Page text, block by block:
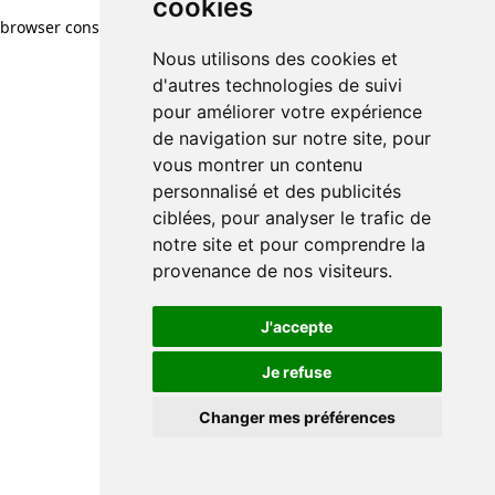
cookies
Nous utilisons des cookies et
d'autres technologies de suivi
pour améliorer votre expérience
de navigation sur notre site, pour
vous montrer un contenu
personnalisé et des publicités
ciblées, pour analyser le trafic de
notre site et pour comprendre la
provenance de nos visiteurs.
J'accepte
Je refuse
Changer mes préférences
browser console for more information)